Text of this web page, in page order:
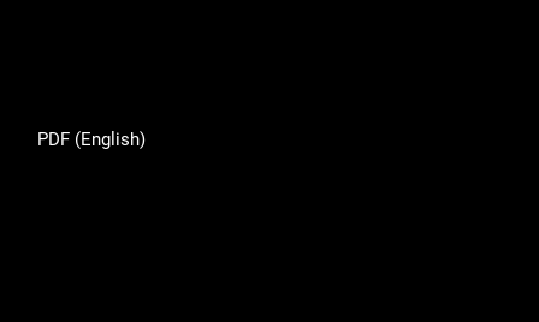
PDF (English)